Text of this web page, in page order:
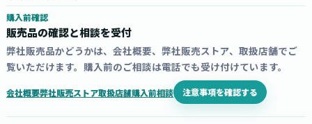
購入前確認
販売品の確認と相談を受付
弊社販売品かどうかは、会社概要、弊社販売ストア、取扱店舗でご
覧いただけます。購入前のご相談は電話でも受け付けています。
会社概要弊社販売ストア取扱店舗購入前相談 注意事項を確認する